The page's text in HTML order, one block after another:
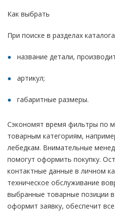
Как выбрать
При поиске в разделах
название детали,
артикул;
габаритные размеры.
Сэкономят время фильтры по
товарным категориям,
лебедкам. Внимательные
помогут оформить покупку.
контактные данные в личном
техническое обслуживание
выбранные товарные позиции
оформит заявку, обеспечит